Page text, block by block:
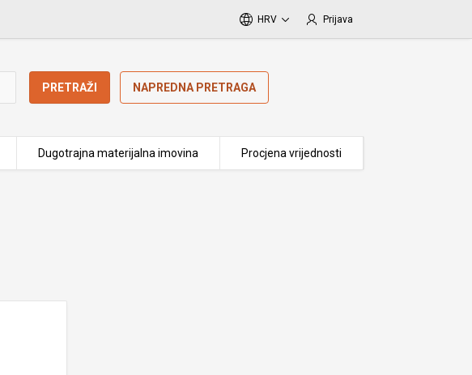
HRV Prijava
PRETRAŽI NAPREDNA PRETRAGA
Dugotrajna materijalna imovina Procjena vrijednosti